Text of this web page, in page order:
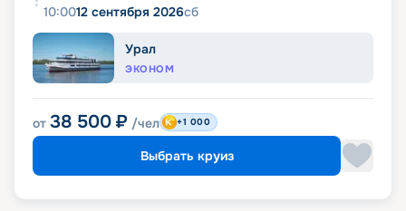
10:0012 сентября 2026сб
Урал
ЭКОНОМ
от 38 500 ₽ /чел +1 000
Выбрать круиз